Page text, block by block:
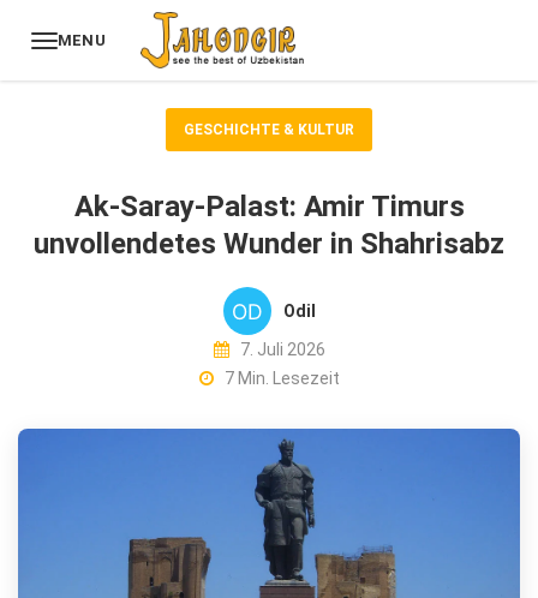
MENU
GESCHICHTE & KULTUR
Ak-Saray-Palast: Amir Timurs
unvollendetes Wunder in Shahrisabz
Odil
7. Juli 2026
7 Min. Lesezeit